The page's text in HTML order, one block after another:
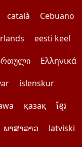
català
Cebuano
eesti keel
Ελληνικά
íslenskur
қазақ
ខ្មែរ
ພາສາລາວ
latviski